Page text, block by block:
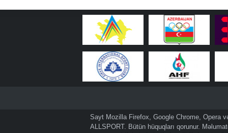
Sayt Mozilla Firefox, Google Chrome, Opera
ALLSPORT. Bütün hüquqları qorunur.